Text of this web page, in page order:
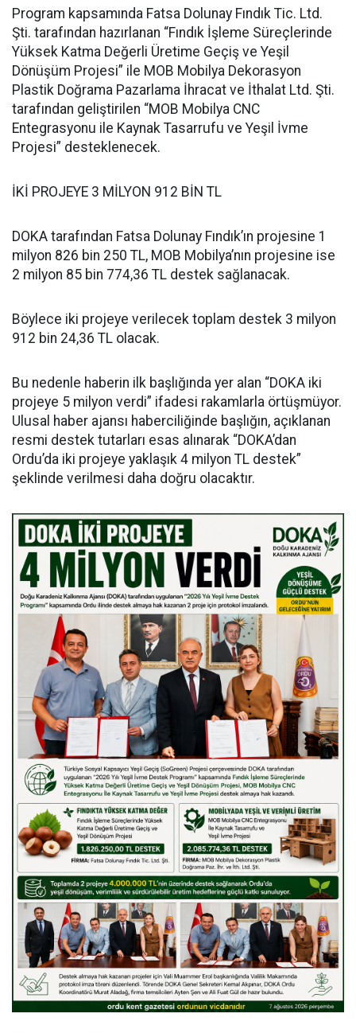
Program kapsamında Fatsa Dolunay Fındık Tic. Ltd.
Şti. tarafından hazırlanan “Fındık İşleme Süreçlerinde
Yüksek Katma Değerli Üretime Geçiş ve Yeşil
Dönüşüm Projesi” ile MOB Mobilya Dekorasyon
Plastik Doğrama Pazarlama İhracat ve İthalat Ltd. Şti.
tarafından geliştirilen “MOB Mobilya CNC
Entegrasyonu ile Kaynak Tasarrufu ve Yeşil İvme
Projesi” desteklenecek.
İKİ PROJEYE 3 MİLYON 912 BİN TL
DOKA tarafından Fatsa Dolunay Fındık’ın projesine 1
milyon 826 bin 250 TL, MOB Mobilya’nın projesine ise
2 milyon 85 bin 774,36 TL destek sağlanacak.
Böylece iki projeye verilecek toplam destek 3 milyon
912 bin 24,36 TL olacak.
Bu nedenle haberin ilk başlığında yer alan “DOKA iki
projeye 5 milyon verdi” ifadesi rakamlarla örtüşmüyor.
Ulusal haber ajansı haberciliğinde başlığın, açıklanan
resmi destek tutarları esas alınarak “DOKA’dan
Ordu’da iki projeye yaklaşık 4 milyon TL destek”
şeklinde verilmesi daha doğru olacaktır.